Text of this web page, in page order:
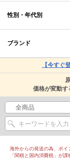
性別・年代別
ブランド
【今すぐ
価格が変動す
海外からの発送の為、ポ
「関税と国内消費税」が課